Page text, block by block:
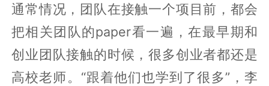
通常情况，团队在接触一个项目前，都会
把相关团队的paper看一遍，在最早期和
创业团队接触的时候，很多创业者都还是
高校老师。“跟着他们也学到了很多”，李